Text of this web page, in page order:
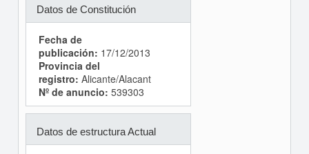
Datos de Constitución
Fecha de
publicación: 17/12/2013
Provincia del
registro: Alicante/Alacant
Nº de anuncio: 539303
Datos de estructura Actual